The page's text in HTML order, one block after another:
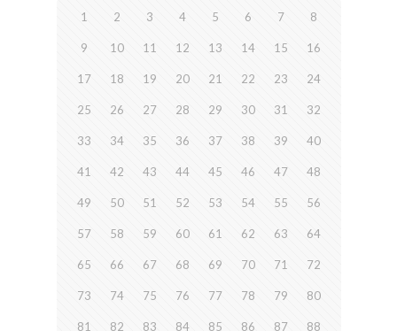
1 2 3 4 5 6 7 8
9 10 11 12 13 14 15 16
17 18 19 20 21 22 23 24
25 26 27 28 29 30 31 32
33 34 35 36 37 38 39 40
41 42 43 44 45 46 47 48
49 50 51 52 53 54 55 56
57 58 59 60 61 62 63 64
65 66 67 68 69 70 71 72
73 74 75 76 77 78 79 80
81 82 83 84 85 86 87 88